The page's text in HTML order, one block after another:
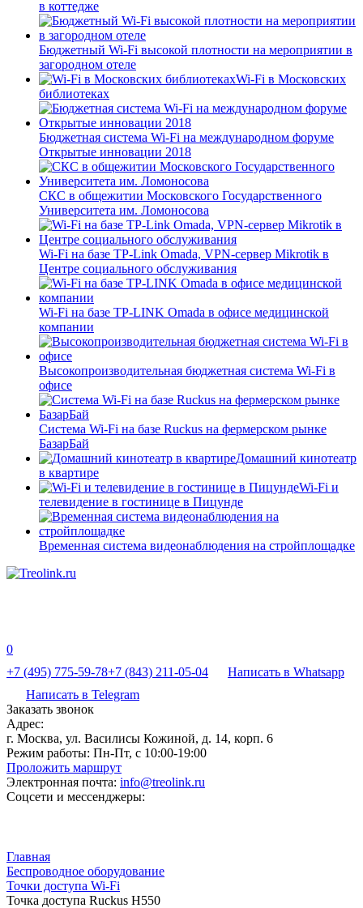
в коттедже
Бюджетный Wi-Fi высокой плотности на мероприятии в
загородном отеле
Wi-Fi в Московских
библиотеках
Бюджетная система Wi-Fi на международном форуме
Открытые инновации 2018
СКС в общежитии Московского Государственного
Университета им. Ломоносова
Wi-Fi на базе TP-Link Omada, VPN-сервер Mikrotik в
Центре социального обслуживания
Wi-Fi на базе TP-LINK Omada в офисе медицинской
компании
Высокопроизводительная бюджетная система Wi-Fi в
офисе
Система Wi-Fi на базе Ruckus на фермерском рынке
БазарБай
Домашний кинотеатр
в квартире
Wi-Fi и
телевидение в гостинице в Пицунде
Временная система видеонаблюдения на стройплощадке
0
+7 (495) 775-59-78+7 (843) 211-05-04
Написать в Whatsapp
Написать в Telegram
Заказать звонок
Адрес:
г. Москва, ул. Василисы Кожиной, д. 14, корп. 6
Режим работы: Пн-Пт, с 10:00-19:00
Проложить маршрут
Электронная почта: info@treolink.ru
Соцсети и мессенджеры:
Главная
Беспроводное оборудование
Точки доступа Wi-Fi
Точка доступа Ruckus H550